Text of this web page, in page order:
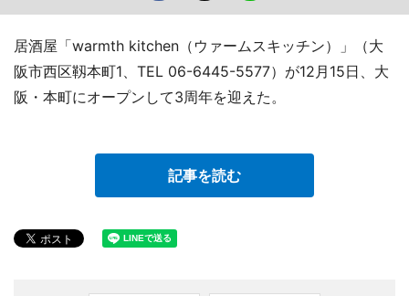
居酒屋「warmth kitchen（ウァームスキッチン）」（大
阪市西区靱本町1、TEL 06-6445-5577）が12月15日、大
阪・本町にオープンして3周年を迎えた。
記事を読む